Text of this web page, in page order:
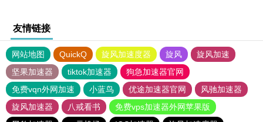
友情链接
网站地图 QuickQ 旋风加速度器 旋风
旋风加速
坚果加速器
tiktok加速器
狗急加速器官网
免费vqn外网加速
小蓝鸟 优途加速器官网
风驰加速器
旋风加速器
八戒看书
免费vps加速器外网苹果版